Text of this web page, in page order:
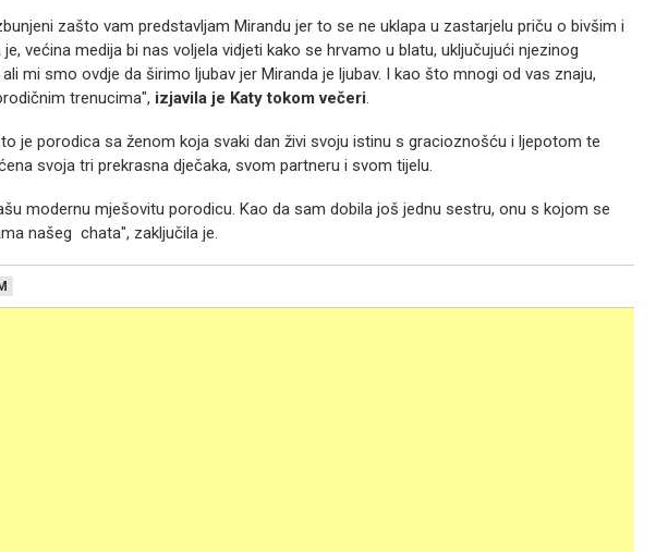
zašto vam predstavljam Mirandu jer to se ne uklapa u zastarjelu priču o bivšim i
većina medija bi nas voljela vidjeti kako se hrvamo u blatu, uključujući njezinog
ali mi smo ovdje da širimo ljubav jer Miranda je ljubav. I kao što mnogi od vas znaju,
trenucima", izjavila je Katy tokom večeri.
je porodica sa ženom koja svaki dan živi svoju istinu s gracioznošću i ljepotom te
svoja tri prekrasna dječaka, svom partneru i svom tijelu.
modernu mješovitu porodicu. Kao da sam dobila još jednu sestru, onu s kojom se
našeg chata", zaključila je.